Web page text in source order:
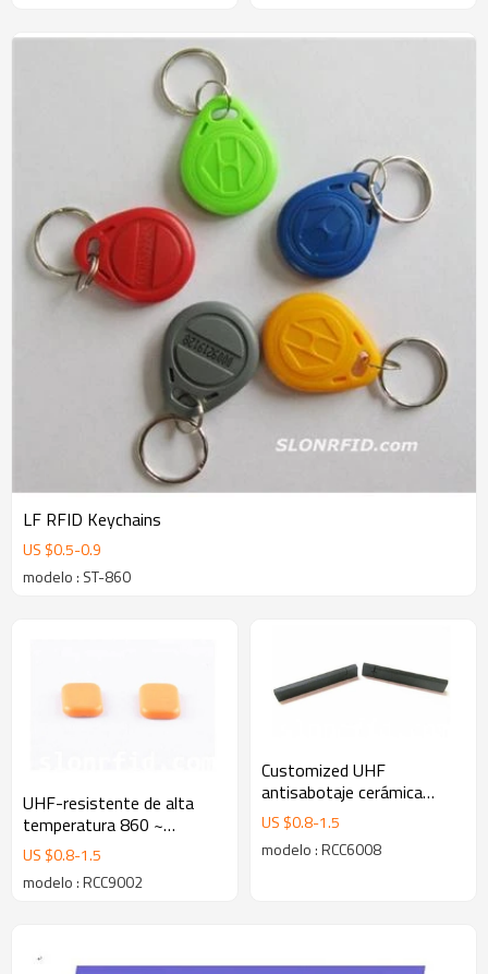
LF RFID Keychains
US $0.5-0.9
modelo : ST-860
UHF-resistente de alta
temperatura 860 ~
960MHz RFID Etiqueta
metal
US $0.8-1.5
modelo : RCC9002
Customized UHF
antisabotaje cerámica
Etiqueta RFID metal
Cumple con EPC C1G2
US $0.8-1.5
modelo : RCC6008